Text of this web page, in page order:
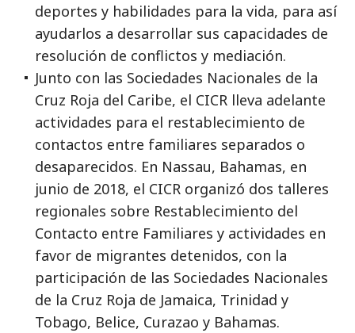
deportes y habilidades para la vida, para así
ayudarlos a desarrollar sus capacidades de
resolución de conflictos y mediación.
Junto con las Sociedades Nacionales de la
Cruz Roja del Caribe, el CICR lleva adelante
actividades para el restablecimiento de
contactos entre familiares separados o
desaparecidos. En Nassau, Bahamas, en
junio de 2018, el CICR organizó dos talleres
regionales sobre Restablecimiento del
Contacto entre Familiares y actividades en
favor de migrantes detenidos, con la
participación de las Sociedades Nacionales
de la Cruz Roja de Jamaica, Trinidad y
Tobago, Belice, Curazao y Bahamas.